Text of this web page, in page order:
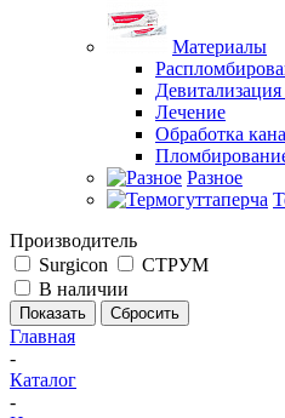
Материалы
Лечение
Обработка
Разное
Производитель
Surgicon
СТРУМ
В наличии
Сбросить
Главная
-
Каталог
-